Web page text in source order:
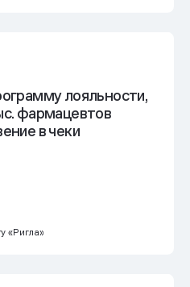
лояльности,
фармацевтов
в чеки
«Ригла»